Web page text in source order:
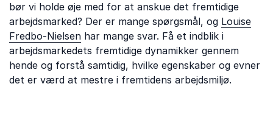
bør vi holde øje med for at anskue det fremtidige
arbejdsmarked? Der er mange spørgsmål, og Louise
Fredbo-Nielsen har mange svar. Få et indblik i
arbejdsmarkedets fremtidige dynamikker gennem
hende og forstå samtidig, hvilke egenskaber og evner
det er værd at mestre i fremtidens arbejdsmiljø.